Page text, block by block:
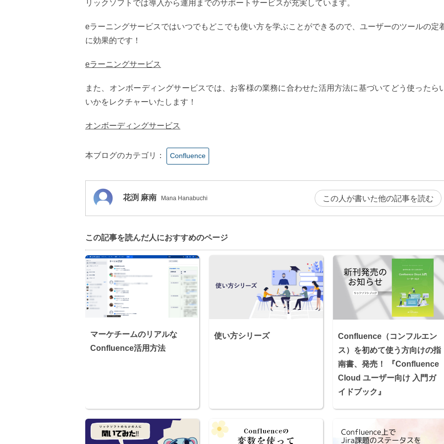
リックソフトでは導入から運用までのサポートサービスが充実しています。
eラーニングサービスではいつでもどこでも使い方を学ぶことができるので、ユーザーのツールの定
に効果的です！
eラーニングサービス
また、オンボーディングサービスでは、お客様の業務に合わせた活用方法に基づいてどう使ったら
いかをレクチャーいたします！
オンボーディングサービス
本ブログのカテゴリ： Confluence
花渕 麻南 Mana Hanabuchi この人が書いた他の記事を読む
この記事を読んだ⼈におすすめのページ
マーケチームのリアルな
Confluence活用方法
使い方シリーズ
Confluence（コンフルエン
ス）を初めて使う方向けの指
南書、発売！ 『Confluence
Cloud ユーザー向け 入門ガ
イドブック』